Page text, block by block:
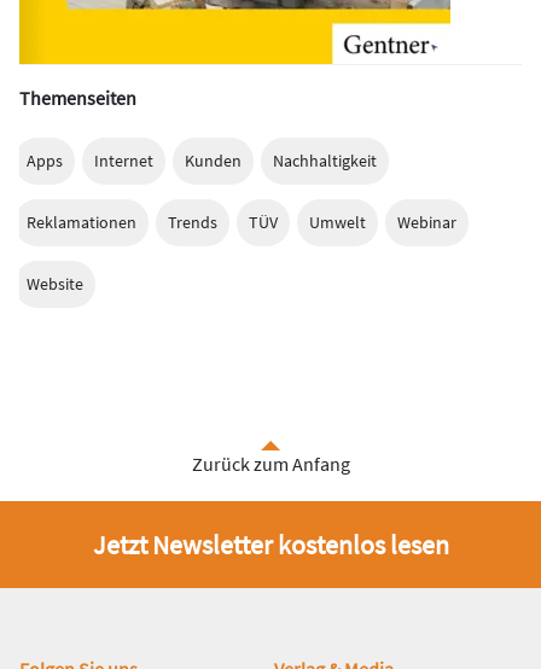
Themenseiten
Apps Internet Kunden Nachhaltigkeit
Reklamationen Trends TÜV Umwelt Webinar
Website
Zurück zum Anfang
Jetzt Newsletter kostenlos lesen